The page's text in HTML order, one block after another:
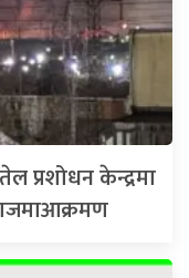
प्रशोधन केन्द्रमा